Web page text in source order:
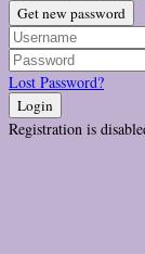
Get new password
Lost Password?
Login
Registration is